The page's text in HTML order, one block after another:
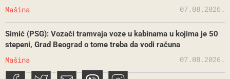
Mašina 07.08.2026.
Simić (PSG): Vozači tramvaja voze u kabinama u kojima je 50
stepeni, Grad Beograd o tome treba da vodi računa
Mašina 07.08.2026.